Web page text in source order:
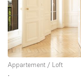
Équipement
Étage/accès
Sous-sol
Appartement / Loft
∙